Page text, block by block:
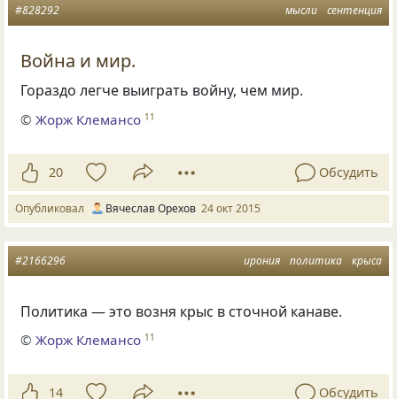
мысли сентенция
#828292
Война и мир.
Гораздо легче выиграть войну, чем мир.
©Жорж Клемансо 11
20 Обсудить
Опубликовал Вячеслав Орехов 24 окт 2015
ирония политика крыса
#2166296
Политика — это возня крыс в сточной канаве.
©Жорж Клемансо 11
14 Обсудить